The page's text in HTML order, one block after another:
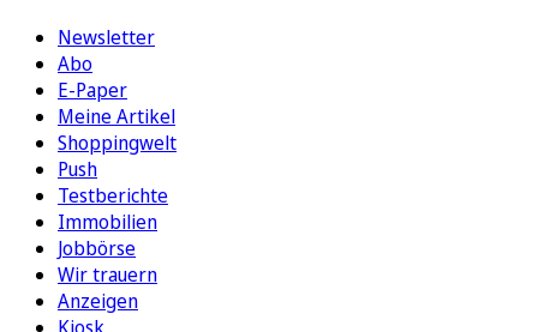
Newsletter
Abo
E-Paper
Meine Artikel
Shoppingwelt
Push
Testberichte
Immobilien
Jobbörse
Wir trauern
Anzeigen